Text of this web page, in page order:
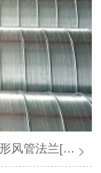
[大世界通风]